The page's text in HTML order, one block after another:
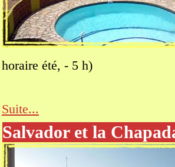
horaire été, - 5 h)
Suite...
Salvador et la